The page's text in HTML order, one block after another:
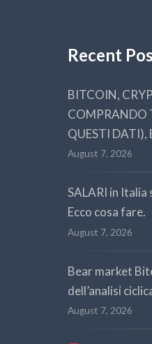
Recent
BITCOIN,
COMPRANDO
QUESTI DATI),
August 7, 2026
SALARI in
Ecco cosa fare.
August 7, 2026
Bear market
dell’analisi
August 7, 2026